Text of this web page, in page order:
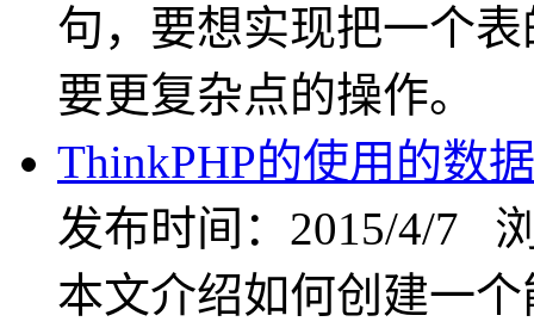
句，要想实现把一个
要更复杂点的操作。
ThinkPHP的使用的数
发布时间：2015/4/7
本文介绍如何创建一